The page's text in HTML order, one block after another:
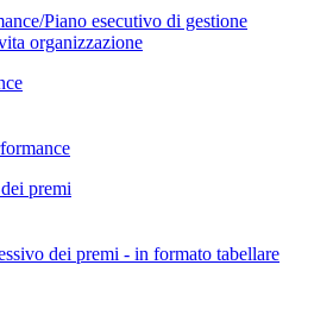
Piano esecutivo di gestione
organizzazione
premi
dei premi - in formato tabellare